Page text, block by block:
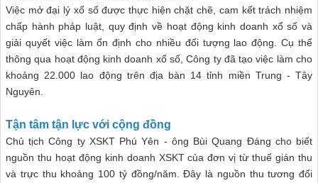
Việc mở đại lý xổ số được thực hiện chặt chẽ, cam kết trách nhiệm
chấp hành pháp luật, quy định về hoạt động kinh doanh xổ số và
giải quyết việc làm ổn định cho nhiều đối tượng lao động. Cụ thể
thông qua hoạt động kinh doanh xổ số, Công ty đã tạo việc làm cho
khoảng 22.000 lao động trên địa bàn 14 tỉnh miền Trung - Tây
Nguyên.
Tận tâm tận lực với cộng đồng
Chủ tịch Công ty XSKT Phú Yên - ông Bùi Quang Đáng cho biết
nguồn thu hoạt động kinh doanh XSKT của đơn vị từ thuế gián thu
và trực thu khoảng 100 tỷ đồng/năm. Đây là nguồn thu tương đối